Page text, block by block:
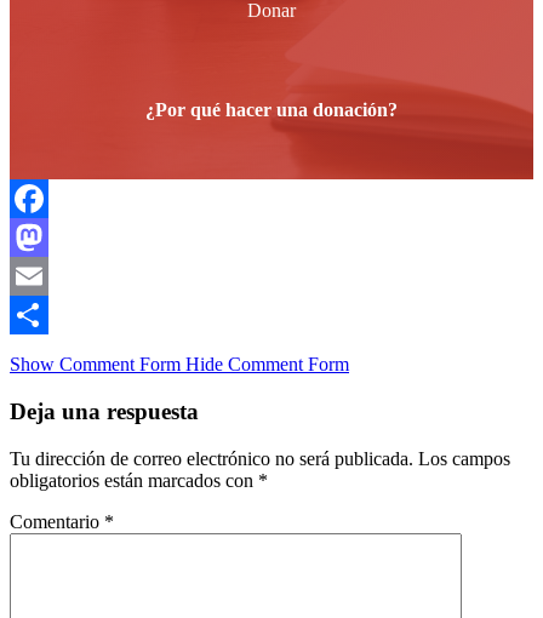
Donar
¿Por qué hacer una donación?
Facebook
Mastodon
Email
Compartir
Show Comment Form Hide Comment Form
Deja una respuesta
Tu dirección de correo electrónico no será publicada. Los campos
obligatorios están marcados con *
Comentario *